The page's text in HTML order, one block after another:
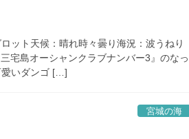
ット天候：晴れ時々曇り海況：波うねり
宅島オーシャンクラブナンバー3』のなっ
愛いダンゴ […]
宮城の海